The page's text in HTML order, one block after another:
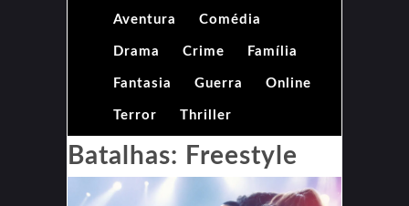
Aventura Comédia
Drama Crime Família
Fantasia Guerra Online
Terror Thriller
Batalhas: Freestyle